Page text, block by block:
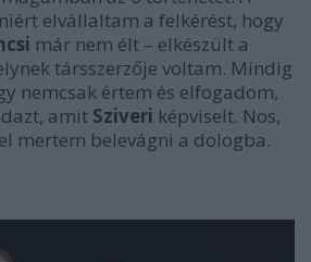
elvállaltam a felkérést, hogy
már nem élt – elkészült a
társszerzője voltam. Mindig
nemcsak értem és elfogadom,
amit Sziveri képviselt. Nos,
mertem belevágni a dologba.